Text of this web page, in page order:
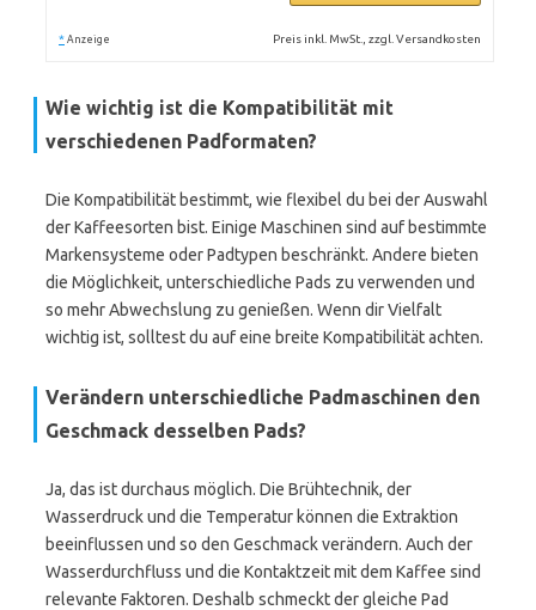
* Anzeige Preis inkl. MwSt., zzgl. Versandkosten
Wie wichtig ist die Kompatibilität mit
verschiedenen Padformaten?
Die Kompatibilität bestimmt, wie flexibel du bei der Auswahl
der Kaffeesorten bist. Einige Maschinen sind auf bestimmte
Markensysteme oder Padtypen beschränkt. Andere bieten
die Möglichkeit, unterschiedliche Pads zu verwenden und
so mehr Abwechslung zu genießen. Wenn dir Vielfalt
wichtig ist, solltest du auf eine breite Kompatibilität achten.
Verändern unterschiedliche Padmaschinen den
Geschmack desselben Pads?
Ja, das ist durchaus möglich. Die Brühtechnik, der
Wasserdruck und die Temperatur können die Extraktion
beeinflussen und so den Geschmack verändern. Auch der
Wasserdurchfluss und die Kontaktzeit mit dem Kaffee sind
relevante Faktoren. Deshalb schmeckt der gleiche Pad